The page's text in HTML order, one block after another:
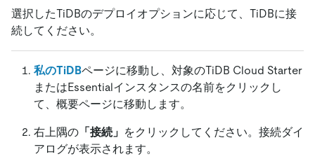
選択したTiDBのデプロイオプションに応じて、TiDBに接
続してください。
私のTiDBページに移動し、対象のTiDB Cloud Starter
またはEssentialインスタンスの名前をクリックし
て、概要ページに移動します。
右上隅の 「接続」 をクリックしてください。接続ダイ
アログが表示されます。